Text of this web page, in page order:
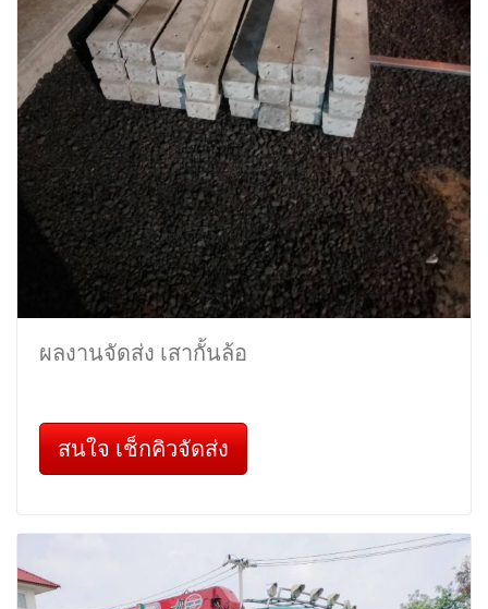
ผลงานจัดส่ง เสากั้นล้อ
สนใจ เช็กคิวจัดส่ง